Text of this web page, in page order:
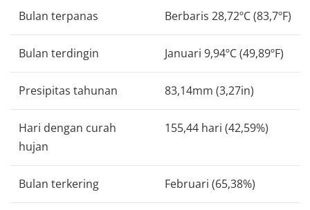
Bulan terpanas Berbaris 28,72ºC (83,7ºF)
Bulan terdingin Januari 9,94ºC (49,89ºF)
Presipitas tahunan 83,14mm (3,27in)
Hari dengan curah
hujan
155,44 hari (42,59%)
Bulan terkering Februari (65,38%)